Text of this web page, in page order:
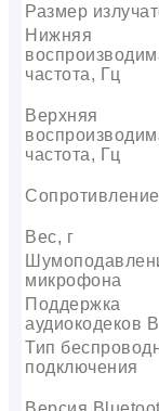
Размер
Нижняя
частота, Гц
Верхняя
частота, Гц
Вес, г
микрофона
Поддержка
аудиокодеков
Тип
подключения